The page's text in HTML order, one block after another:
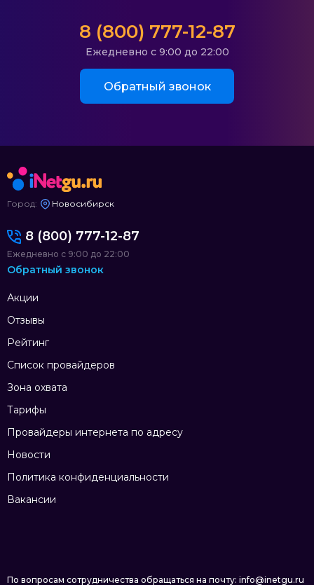
8 (800) 777-12-87
Ежедневно с 9:00 до 22:00
Обратный звонок
Город: Новосибирск
Акции
Отзывы
Рейтинг
Список провайдеров
Зона охвата
Тарифы
Провайдеры интернета по адресу
Новости
Политика конфиденциальности
Вакансии
8 (800) 777-12-87
Ежедневно с 9:00 до 22:00
Обратный звонок
По вопросам сотрудничества обращаться на почту: info@inetgu.ru